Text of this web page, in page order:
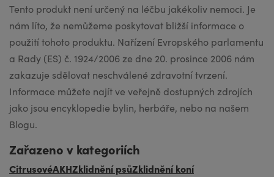
Tento produkt není určený na léčbu jakékoliv nemoci. Je
nám líto, že nemůžeme poskytovat bližší informace o
použití tohoto produktu. Nařízení Evropského parlamentu
a Rady (ES) č. 1924/2006 ze dne 20. prosince 2006 nám
zakazuje sdělovat neschválené zdravotní tvrzení.
Informace můžete najít ve veřejně dostupných zdrojích
jako jsou encyklopedie bylin, herbáře, nebo na našem
Blogu.
Zařazeno v kategoriích
CitrusovéAKHZklidnění psůZklidnění koní